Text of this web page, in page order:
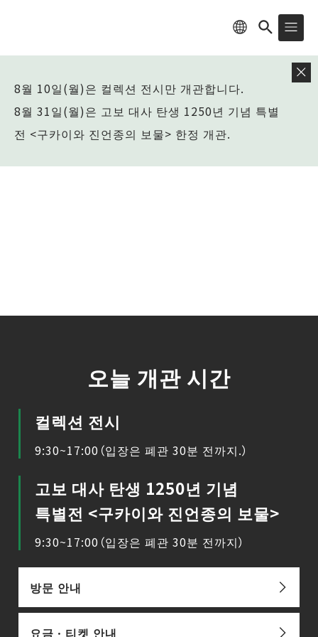
8월 10일(월)은 컬렉션 전시만 개관합니다.
8월 31일(월)은 고보 대사 탄생 1250년 기념 특별
전 <구카이와 진언종의 보물> 한정 개관.
오늘 개관 시간
컬렉션 전시
9:30~17:00（입장은 폐관 30분 전까지.）
고보 대사 탄생 1250년 기념
특별전 <구카이와 진언종의 보물>
9:30~17:00（입장은 폐관 30분 전까지）
방문 안내
요금ㆍ티켓 안내